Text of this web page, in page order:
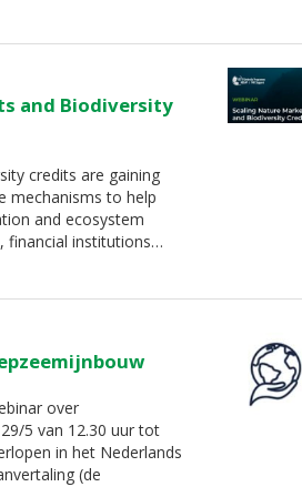
and Biodiversity
credits are gaining
mechanisms to help
and ecosystem
financial institutions…
over
5 van 12.30 uur tot
in het Nederlands
(de